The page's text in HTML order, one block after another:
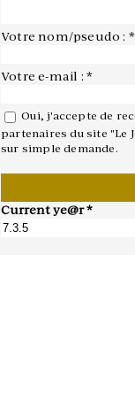
Votre nom/pseudo : *
Votre e-mail : *
Oui, j'accepte de
partenaires du site "Le
sur simple demande.
Current ye@r*